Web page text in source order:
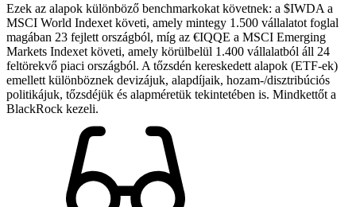
Ezek az alapok különböző benchmarkokat követnek: a $IWDA a
MSCI World Indexet követi, amely mintegy 1.500 vállalatot foglal
magában 23 fejlett országból, míg az €IQQE a MSCI Emerging
Markets Indexet követi, amely körülbelül 1.400 vállalatból áll 24
feltörekvő piaci országból. A tőzsdén kereskedett alapok (ETF-ek)
emellett különböznek devizájuk, alapdíjaik, hozam-/disztribúciós
politikájuk, tőzsdéjük és alapméretük tekintetében is. Mindkettőt a
BlackRock kezeli.